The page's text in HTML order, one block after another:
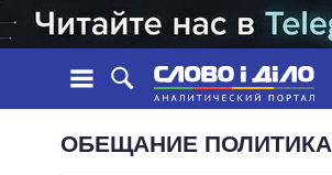
НОВОСТИ
ОБЕЩАНИЕ ПОЛИТИКА